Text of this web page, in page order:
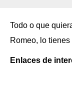
Todo o que
Romeo, lo
Enlaces de